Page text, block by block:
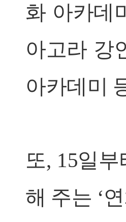
화 아카데
아고라 강
아카데미
또, 15일
해 주는 ‘